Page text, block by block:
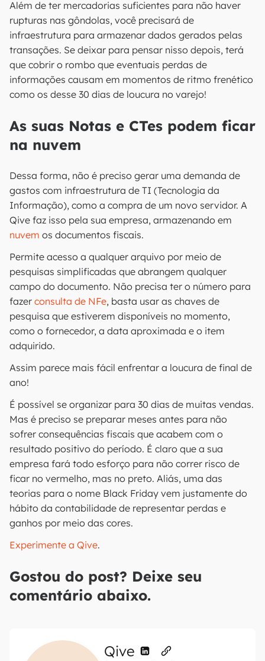
Além de ter mercadorias suficientes para não haver
rupturas nas gôndolas, você precisará de
infraestrutura para armazenar dados gerados pelas
transações. Se deixar para pensar nisso depois, terá
que cobrir o rombo que eventuais perdas de
informações causam em momentos de ritmo frenético
como os desse 30 dias de loucura no varejo!
As suas Notas e CTes podem ficar
na nuvem
Dessa forma, não é preciso gerar uma demanda de
gastos com infraestrutura de TI (Tecnologia da
Informação), como a compra de um novo servidor. A
Qive faz isso pela sua empresa, armazenando em
nuvem os documentos fiscais.
Permite acesso a qualquer arquivo por meio de
pesquisas simplificadas que abrangem qualquer
campo do documento. Não precisa ter o número para
fazer consulta de NFe, basta usar as chaves de
pesquisa que estiverem disponíveis no momento,
como o fornecedor, a data aproximada e o item
adquirido.
Assim parece mais fácil enfrentar a loucura de final de
ano!
É possível se organizar para 30 dias de muitas vendas.
Mas é preciso se preparar meses antes para não
sofrer consequências fiscais que acabem com o
resultado positivo do período. É claro que a sua
empresa fará todo esforço para não correr risco de
ficar no vermelho, mas no preto. Aliás, uma das
teorias para o nome Black Friday vem justamente do
hábito da contabilidade de representar perdas e
ganhos por meio das cores.
Experimente a Qive.
Gostou do post? Deixe seu
comentário abaixo.
Qive